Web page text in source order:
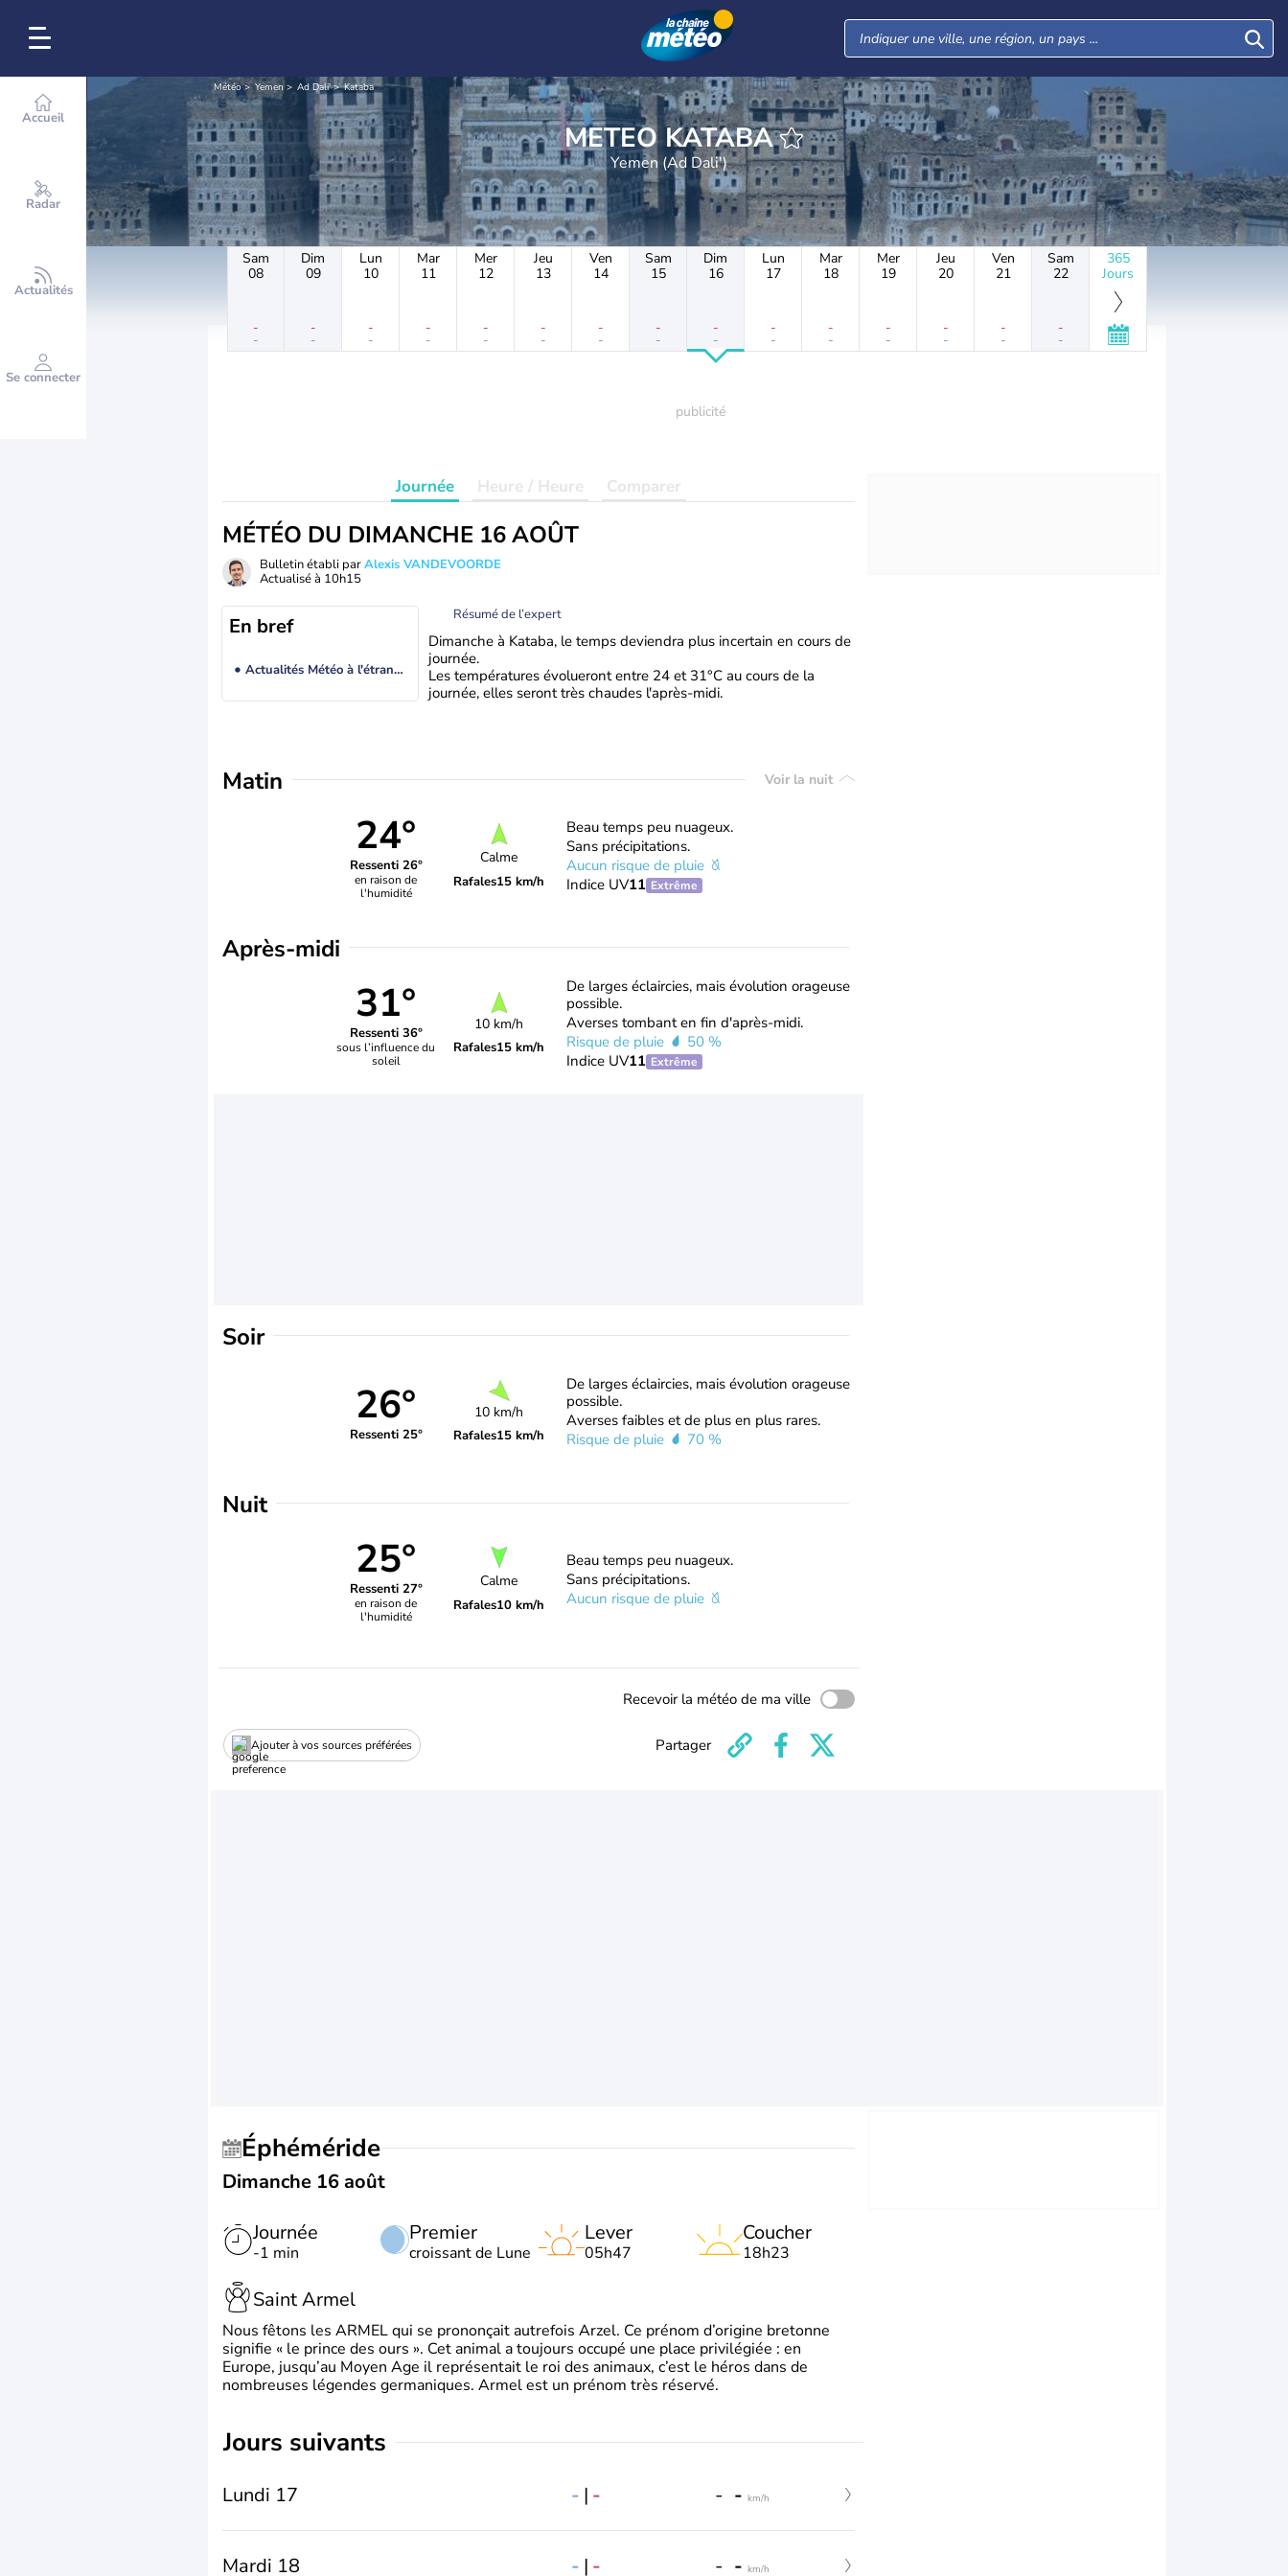
Accueil
Radar
Actualités
Se connecter
Météo Yemen Ad Dali' Kataba
METEO KATABA
Yemen (Ad Dali')
Sam
08
-
-
Dim
09
-
-
Lun
10
-
-
Mar
11
-
-
Mer
12
-
-
Jeu
13
-
-
Ven
14
-
-
Sam
15
-
-
Dim
16
-
-
Lun
17
-
-
Mar
18
-
-
Mer
19
-
-
Jeu
20
-
-
Ven
21
-
-
Sam
22
-
-
365
Jours
Journée Heure / Heure Comparer
MÉTÉO DU DIMANCHE 16 AOÛT
Bulletin établi parAlexis VANDEVOORDE
Actualisé à 10h15
En bref
Actualités Météo à l'étranger
Résumé de l’expert
Dimanche à Kataba, le temps deviendra plus incertain en cours de
journée.
Les températures évolueront entre 24 et 31°C au cours de la
journée, elles seront très chaudes l'après-midi.
Matin Voir la nuit
24°
Ressenti 26°
en raison de
l'humidité
Calme
Rafales15 km/h
Beau temps peu nuageux.
Sans précipitations.
Aucun risque de pluie
Indice UV11 Extrême
Après-midi
31°
Ressenti 36°
sous l’influence du
soleil
10 km/h
Rafales15 km/h
De larges éclaircies, mais évolution orageuse
possible.
Averses tombant en fin d'après-midi.
Risque de pluie
50 %
Indice UV11 Extrême
Soir
26°
Ressenti 25°
10 km/h
Rafales15 km/h
De larges éclaircies, mais évolution orageuse
possible.
Averses faibles et de plus en plus rares.
Risque de pluie
70 %
Nuit
25°
Ressenti 27°
en raison de
l'humidité
Calme
Rafales10 km/h
Beau temps peu nuageux.
Sans précipitations.
Aucun risque de pluie
Recevoir la météo de ma ville
Ajouter à vos sources préférées Partager
Éphéméride
Dimanche 16 août
Journée
-1 min
Premier
croissant de Lune
Lever
05h47
Coucher
18h23
Saint Armel
Nous fêtons les ARMEL qui se prononçait autrefois Arzel. Ce prénom d’origine bretonne
signifie « le prince des ours ». Cet animal a toujours occupé une place privilégiée : en
Europe, jusqu’au Moyen Age il représentait le roi des animaux, c’est le héros dans de
nombreuses légendes germaniques. Armel est un prénom très réservé.
jours suivants
Lundi 17 - | - - - km/h
Mardi 18 - | - - - km/h